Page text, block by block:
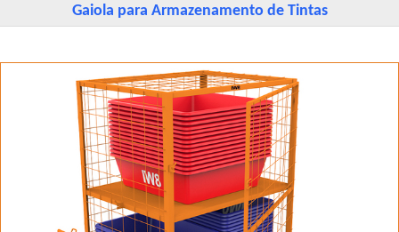
Gaiola para Armazenamento de Tintas